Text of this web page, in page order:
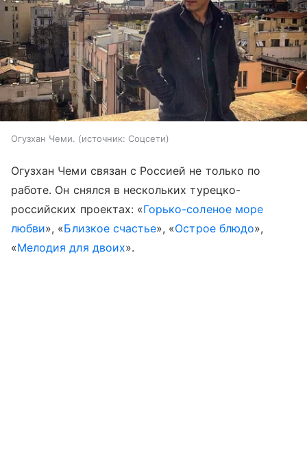
Огузхан Чеми. источник: Соцсети
Огузхан Чеми связан с Россией не только по
работе. Он снялся в нескольких турецко-
российских проектах: «Горько-соленое море
любви», «Близкое счастье», «Острое блюдо»,
«Мелодия для двоих».